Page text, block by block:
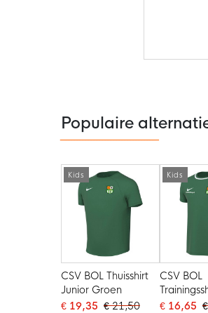
de
afbeeldingen-
gallerij
Populaire
Kids
CSV BOL Thuisshirt
Junior Groen
€ 19,35 € 21,50
Kids
CSV BOL
Groen
€ 16,65